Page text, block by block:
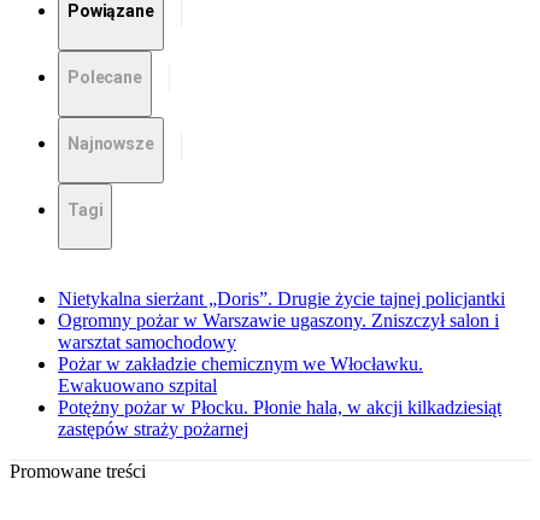
Powiązane
Polecane
Najnowsze
Tagi
Nietykalna sierżant „Doris”. Drugie życie tajnej policjantki
Ogromny pożar w Warszawie ugaszony. Zniszczył salon i
warsztat samochodowy
Pożar w zakładzie chemicznym we Włocławku.
Ewakuowano szpital
Potężny pożar w Płocku. Płonie hala, w akcji kilkadziesiąt
zastępów straży pożarnej
Promowane treści